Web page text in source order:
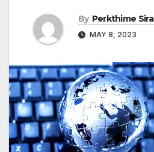
By Perkthime Sira
MAY 8, 2023